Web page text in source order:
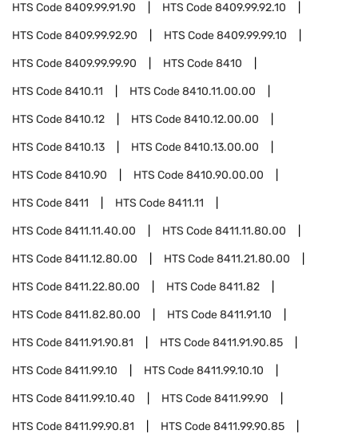
HTS Code8409.99.91.90 HTS Code8409.99.92.10
HTS Code8409.99.92.90 HTS Code8409.99.99.10
HTS Code8409.99.99.90 HTS Code8410
HTS Code8410.11 HTS Code8410.11.00.00
HTS Code8410.12 HTS Code8410.12.00.00
HTS Code8410.13 HTS Code8410.13.00.00
HTS Code8410.90 HTS Code8410.90.00.00
HTS Code8411 HTS Code8411.11
HTS Code8411.11.40.00 HTS Code8411.11.80.00
HTS Code8411.12.80.00 HTS Code8411.21.80.00
HTS Code8411.22.80.00 HTS Code8411.82
HTS Code8411.82.80.00 HTS Code8411.91.10
HTS Code8411.91.90.81 HTS Code8411.91.90.85
HTS Code8411.99.10 HTS Code8411.99.10.10
HTS Code8411.99.10.40 HTS Code8411.99.90
HTS Code8411.99.90.81 HTS Code8411.99.90.85